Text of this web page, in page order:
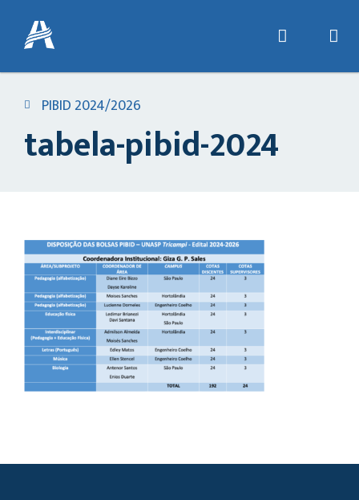
PIBID 2024/2026
tabela-pibid-2024